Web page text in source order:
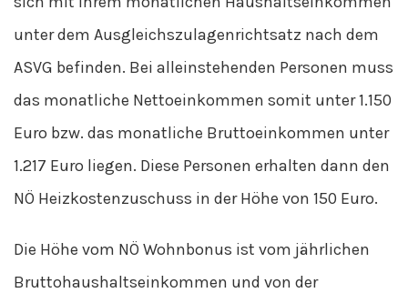
unter dem Ausgleichszulagenrichtsatz nach dem
ASVG befinden. Bei alleinstehenden Personen muss
das monatliche Nettoeinkommen somit unter 1.150
Euro bzw. das monatliche Bruttoeinkommen unter
1.217 Euro liegen. Diese Personen erhalten dann den
NÖ Heizkostenzuschuss in der Höhe von 150 Euro.
Die Höhe vom NÖ Wohnbonus ist vom jährlichen
Bruttohaushaltseinkommen und von der